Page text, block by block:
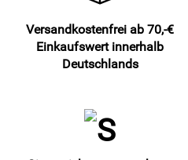
Versandkostenfrei ab 70,-€
Einkaufswert innerhalb
Deutschlands